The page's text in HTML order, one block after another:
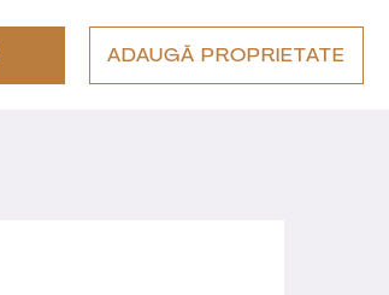
ADAUGĂ PROPRIETATE